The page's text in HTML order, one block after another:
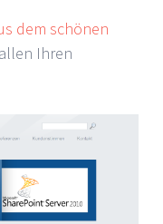
dem schönen
Ihren